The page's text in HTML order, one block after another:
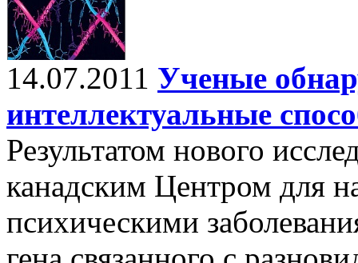
14.07.2011 Ученые
интеллектуальные
Результатом нового
канадским Центром для
психическими